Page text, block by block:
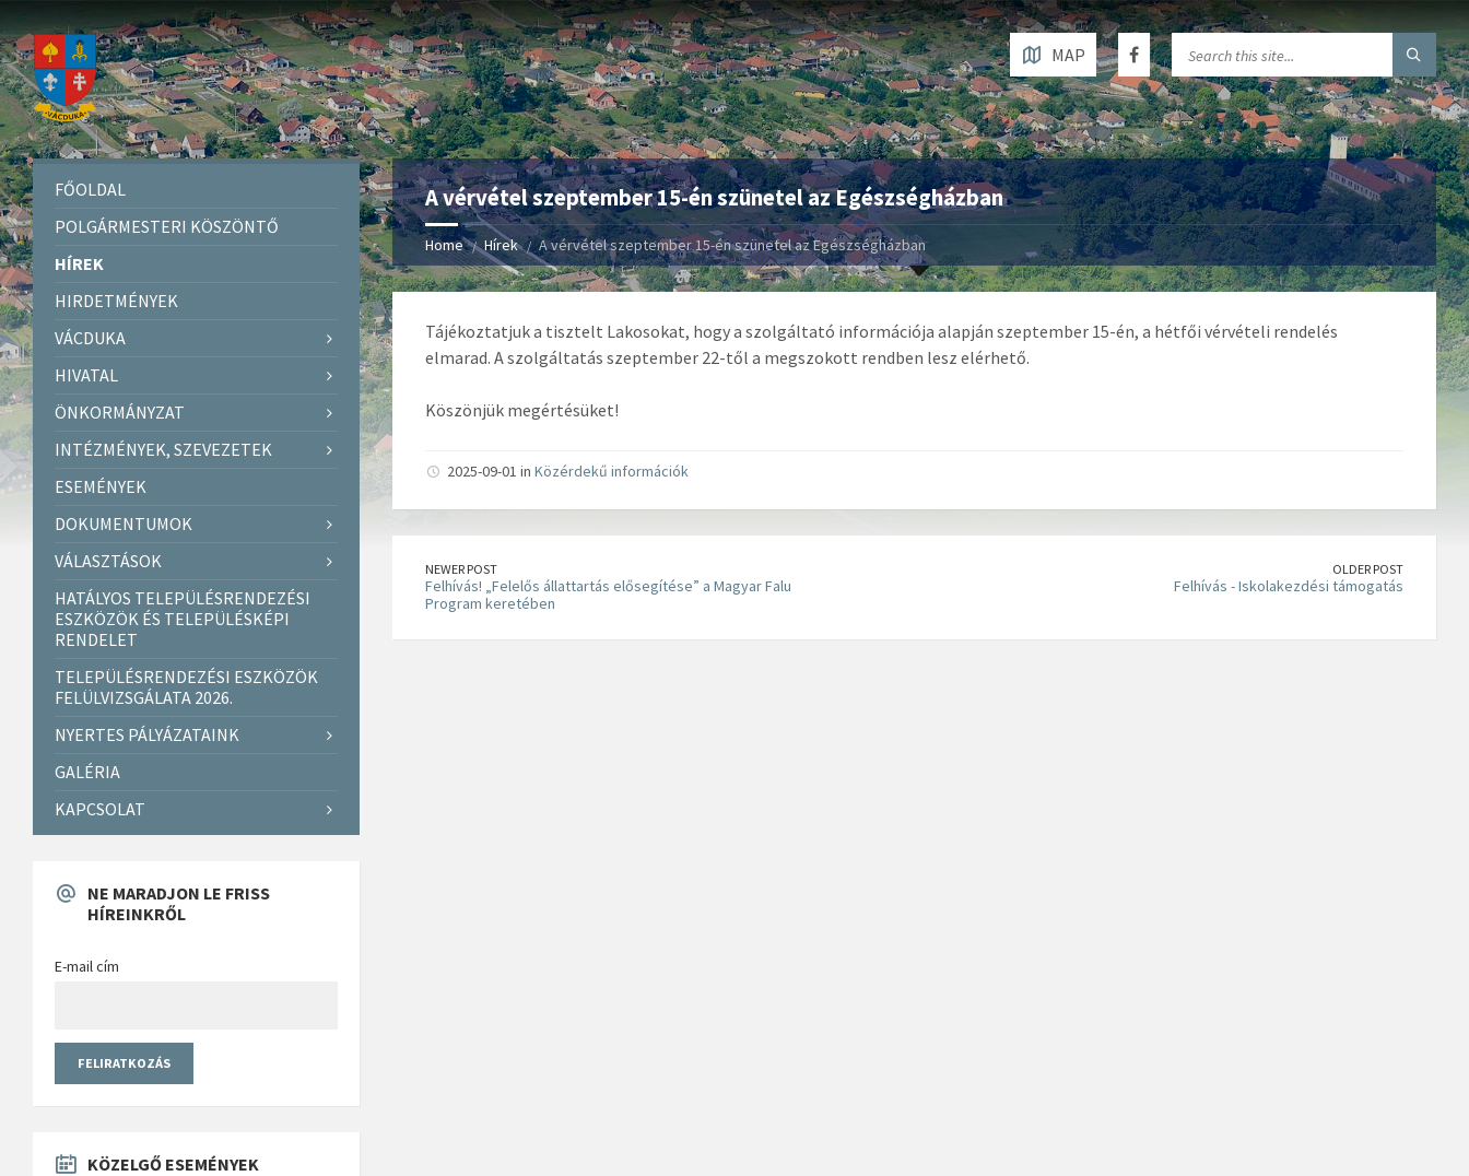
MAP
A vérvétel szeptember 15-én szünetel az Egészségházban
Home Hírek A vérvétel szeptember 15-én szünetel az Egészségházban
Tájékoztatjuk a tisztelt Lakosokat, hogy a szolgáltató információja alapján szeptember 15-én, a hétfői vérvételi rendelés
elmarad. A szolgáltatás szeptember 22-től a megszokott rendben lesz elérhető.
Köszönjük megértésüket!
2025-09-01 in Közérdekű információk
NEWER POST
Felhívás! „Felelős állattartás elősegítése” a Magyar Falu
Program keretében
OLDER POST
Felhívás - Iskolakezdési támogatás
FŐOLDAL
POLGÁRMESTERI KÖSZÖNTŐ
HÍREK
HIRDETMÉNYEK
VÁCDUKA
HIVATAL
ÖNKORMÁNYZAT
INTÉZMÉNYEK, SZEVEZETEK
ESEMÉNYEK
DOKUMENTUMOK
VÁLASZTÁSOK
HATÁLYOS TELEPÜLÉSRENDEZÉSI
ESZKÖZÖK ÉS TELEPÜLÉSKÉPI
RENDELET
TELEPÜLÉSRENDEZÉSI ESZKÖZÖK
FELÜLVIZSGÁLATA 2026.
NYERTES PÁLYÁZATAINK
GALÉRIA
KAPCSOLAT
NE MARADJON LE FRISS
HÍREINKRŐL
E-mail cím
KÖZELGŐ ESEMÉNYEK